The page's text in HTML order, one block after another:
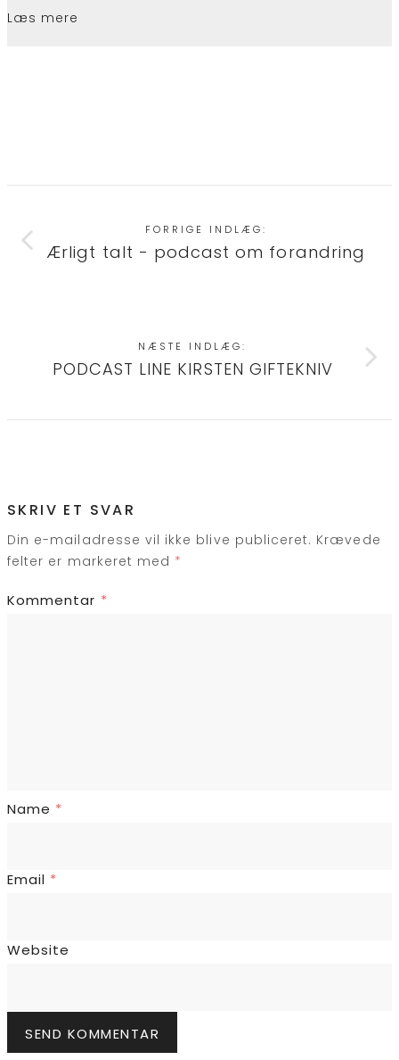
Læs mere
FORRIGE INDLÆG:
Ærligt talt - podcast om forandring
NÆSTE INDLÆG:
PODCAST LINE KIRSTEN GIFTEKNIV
SKRIV ET SVAR
Din e-mailadresse vil ikke blive publiceret. Krævede
felter er markeret med *
Kommentar *
Name *
Email *
Website